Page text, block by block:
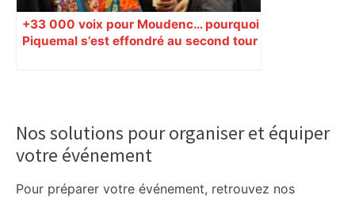
+33 000 voix pour Moudenc… pourquoi
Piquemal s’est effondré au second tour
Sidebar
Nos solutions pour organiser et équiper
votre événement
Pour préparer votre événement, retrouvez nos